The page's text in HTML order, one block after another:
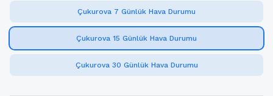
Çukurova 7 Günlük Hava Durumu
Çukurova 15 Günlük Hava Durumu
Çukurova 30 Günlük Hava Durumu